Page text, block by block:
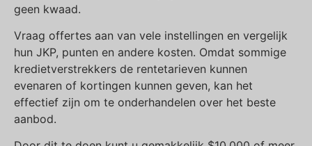
geen kwaad.
Vraag offertes aan van vele instellingen en vergelijk
hun JKP, punten en andere kosten. Omdat sommige
kredietverstrekkers de rentetarieven kunnen
evenaren of kortingen kunnen geven, kan het
effectief zijn om te onderhandelen over het beste
aanbod.